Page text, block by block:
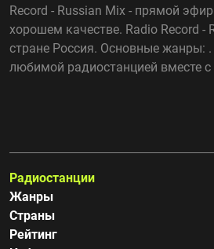
Record - Russian Mix - прямой
хорошем качестве. Radio Record -
стране Россия. Основные жанры:
любимой радиостанцией вместе с
Радиостанции
Жанры
Страны
Рейтинг